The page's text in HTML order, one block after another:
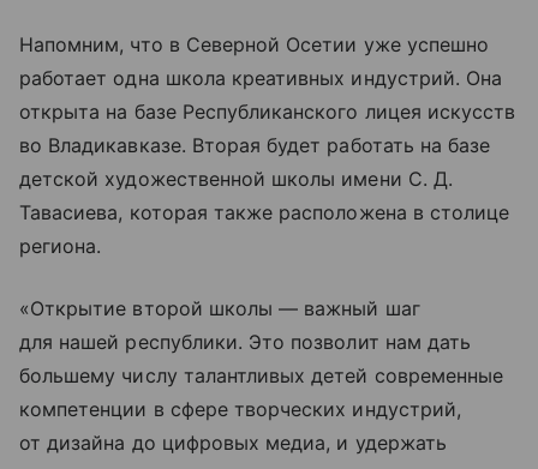
Напомним, что в Северной Осетии уже успешно
работает одна школа креативных индустрий. Она
открыта на базе Республиканского лицея искусств
во Владикавказе. Вторая будет работать на базе
детской художественной школы имени С. Д.
Тавасиева, которая также расположена в столице
региона.
«Открытие второй школы — важный шаг
для нашей республики. Это позволит нам дать
большему числу талантливых детей современные
компетенции в сфере творческих индустрий,
от дизайна до цифровых медиа, и удержать